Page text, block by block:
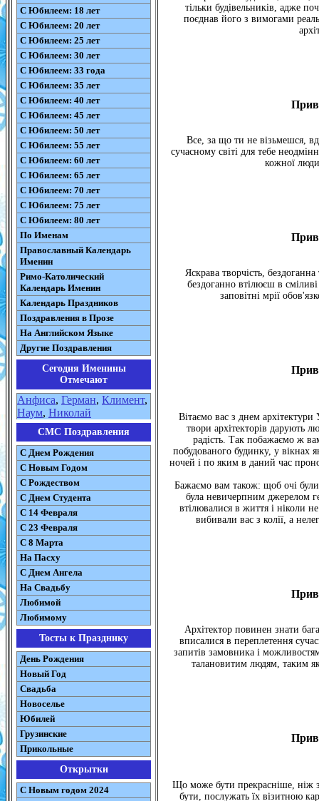
С Юбилеем: 18 лет
С Юбилеем: 20 лет
С Юбилеем: 25 лет
С Юбилеем: 30 лет
С Юбилеем: 33 года
С Юбилеем: 35 лет
С Юбилеем: 40 лет
С Юбилеем: 45 лет
С Юбилеем: 50 лет
С Юбилеем: 55 лет
С Юбилеем: 60 лет
С Юбилеем: 65 лет
С Юбилеем: 70 лет
С Юбилеем: 75 лет
С Юбилеем: 80 лет
По Именам
Православный Календарь
Именин
Римо-Католический
Календарь Именин
Календарь Праздников
Поздравления в Прозе
На Английском Языке
Другие Поздравления
Сегодня Именины
Отмечают
Анфиса, Герман, Климент,
Наум, Николай
СМС Поздравления
С Днем Рождения
С Новым Годом
С Рождеством
C Днем Студента
С 14 Февраля
С 23 Февраля
С 8 Марта
На Пасху
C Днем Ангела
На Свадьбу
Любимой
Любимому
Тосты к Празднику
День Рождения
Новый Год
Свадьба
Новоселье
Юбилей
Грузинские
Прикольные
Открытки
С Новым годом 2024
тільки будівельників, адже
поєднав його з вимогами
Все, за що ти не візьмешся,
сучасному світі для тебе
кожної
Яскрава творчість,
бездоганно втілюєш в сміливі
заповітні мрії
Вітаємо вас з днем архітектури
твори архітекторів дарують
радість. Так побажаємо ж
побудованого будинку, у вікнах
ночей і по яким в даний час
Бажаємо вам також: щоб очі були
була невичерпним джерелом
втілювалися в життя і ніколи
вибивали вас з колії, а
Архітектор повинен знати
вписалися в переплетення
запитів замовника і
талановитим людям, таким
Що може бути прекрасніше, ніж
бути, послужать їх візитною